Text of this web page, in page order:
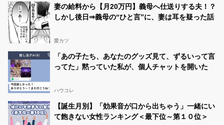
妻の給料から【月20万円】義母へ仕送りする夫！？
しかし後日⇒義母の“ひと言”に、妻は耳を疑った話
愛カツ
「あの子たち、あなたのグッズ見て、ずるいって言
ってた」黙っていた私が、個人チャットを開いた
ハウコレ
【誕生月別】「効果音が口から出ちゃう」一緒にい
て飽きない女性ランキング＜最下位～第１０位＞